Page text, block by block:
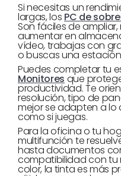
Si necesitas un
largas, los PC de
Son fáciles de
aumentar en
vídeo, trabajas con
o buscas una
Puedes completar tu
Monitores que
productividad. Te
resolución, tipo de
mejor se adapten a lo
como si juegas.
Para la oficina o tu
multifunción te
hasta documentos
compatibilidad con tu
color, la tinta es más